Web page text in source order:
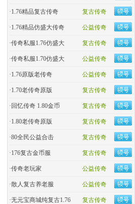
复古传奇
·1.76精品复古传奇
公益传奇
·1.76精品仿盛大传奇
复古传奇
·传奇私服1.76仿盛大
公益传奇
·传奇私服1.70仿盛大
公益传奇
·1.76原版老传奇
复古传奇
·1.70老传奇原版
复古传奇
· 回忆传奇 1.80金币
复古传奇
·1.80老传奇原版
复古传奇
·80全民公益合击
复古传奇
·176复古金币服
公益传奇
·传奇老玩家
公益传奇
·散人复古养老服
复古传奇
·无元宝商城纯复古1.76